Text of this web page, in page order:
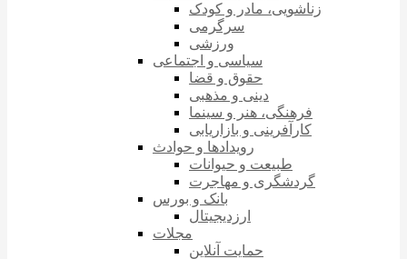
زناشویی، مادر و کودک
سرگرمی
ورزشی
سیاسی و اجتماعی
حقوق و قضا
دینی و مذهبی
فرهنگی، هنر و سینما
کارآفرینی و بازاریابی
رویدادها و حوادث
طبیعت و حیوانات
گردشگری و مهاجرت
بانک و بورس
ارزدیجیتال
مجلات
حمایت آنلاین